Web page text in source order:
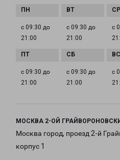
с 09:30 до
21:00
с 09:30 до
21:00
с
с 09:30 до
21:00
с 09:30 до
21:00
с
МОСКВА 2-ОЙ
Москва город, проезд 2-й
корпус 1